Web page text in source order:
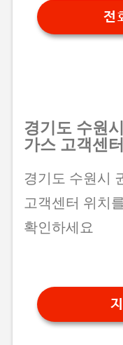
전
경기도 수원
가스 고객센
경기도 수원시
고객센터 위치
확인하세요